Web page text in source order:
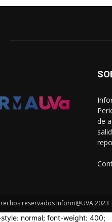
de
reservados Inform@UVA
normal; font-weight: 400;